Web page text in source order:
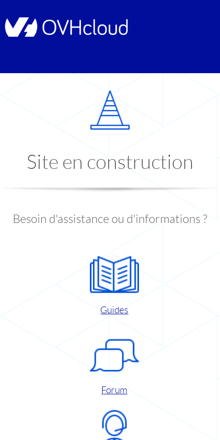
Site en construction
Besoin d'assistance ou d'informations ?
Guides
Forum